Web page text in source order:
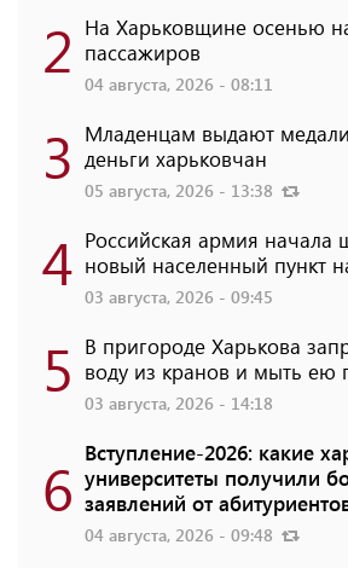
2 На Харьковщине осенью
пассажиров
04 августа, 2026 - 08:11
3 Младенцам выдают медали
деньги харьковчан
05 августа, 2026 - 13:38
4 Российская армия начала
новый населенный пункт
03 августа, 2026 - 09:45
5 В пригороде Харькова
воду из кранов и мыть ею
03 августа, 2026 - 14:18
6 Вступление-2026: какие
университеты получили
заявлений от
04 августа, 2026 - 09:48